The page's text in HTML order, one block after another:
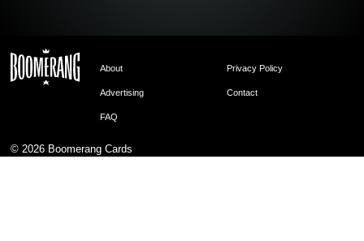
About Privacy Policy
Advertising Contact
FAQ
© 2026 Boomerang Cards